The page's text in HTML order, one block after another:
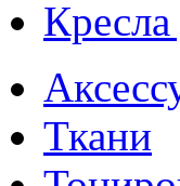
Ткани